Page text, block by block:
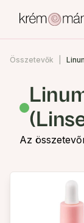
Összetevők
Az